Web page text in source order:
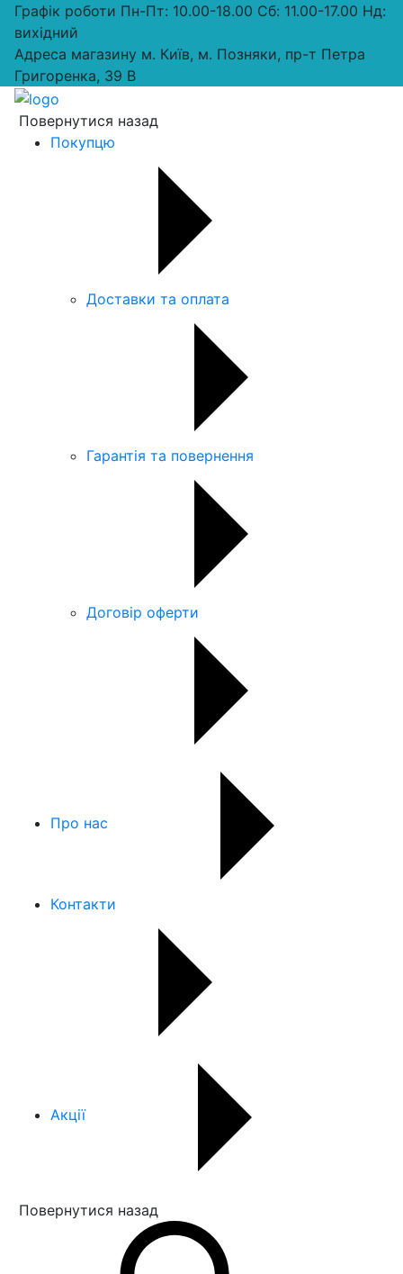
Графік роботи Пн-Пт: 10.00-18.00 Сб: 11.00-17.00 Нд:
вихiдний
Адреса магазину м. Київ, м. Позняки, пр-т Петра
Григоренка, 39 В
Повернутися назад
Покупцю
Доставки та оплата
Гарантія та повернення
Договір оферти
Про нас
Контакти
Акції
Повернутися назад